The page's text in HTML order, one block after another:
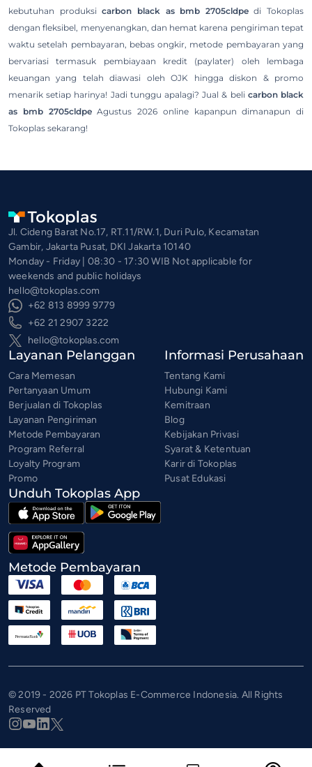
kebutuhan produksicarbon black as bmb 2705cldpedi Tokoplas
dengan fleksibel, menyenangkan, dan hemat karena pengiriman tepat
waktu setelah pembayaran, bebas ongkir, metode pembayaran yang
bervariasi termasuk pembiayaan kredit (paylater) oleh lembaga
keuangan yang telah diawasi oleh OJK hingga diskon & promo
menarik setiap harinya! Jadi tunggu apalagi? Jual & beli carbon black
as bmb 2705cldpeAgustus 2026 online kapanpun dimanapun di
Tokoplas sekarang!
Jl. Cideng Barat No.17, RT.11/RW.1, Duri Pulo, Kecamatan
Gambir, Jakarta Pusat, DKI Jakarta 10140
Monday - Friday | 08:30 - 17:30 WIB Not applicable for
weekends and public holidays
hello@tokoplas.com
+62 813 8999 9779
+62 21 2907 3222
hello@tokoplas.com
Layanan Pelanggan
Cara Memesan
Pertanyaan Umum
Berjualan di Tokoplas
Layanan Pengiriman
Metode Pembayaran
Program Referral
Loyalty Program
Promo
Informasi Perusahaan
Tentang Kami
Hubungi Kami
Kemitraan
Blog
Kebijakan Privasi
Syarat & Ketentuan
Karir di Tokoplas
Pusat Edukasi
Unduh Tokoplas App
Metode Pembayaran
© 2019 - 2026 PT Tokoplas E-Commerce Indonesia. All Rights
Reserved